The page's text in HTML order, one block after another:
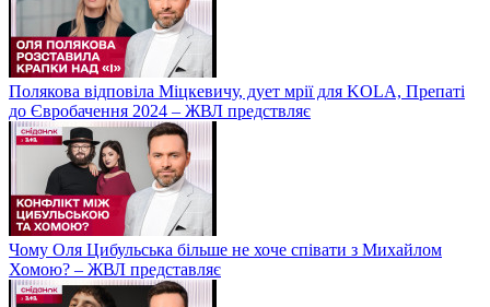
Полякова відповіла Міцкевичу, дует мрії для KOLA, Препаті
до Євробачення 2024 – ЖВЛ предствляє
Чому Оля Цибульська більше не хоче співати з Михайлом
Хомою? – ЖВЛ представляє